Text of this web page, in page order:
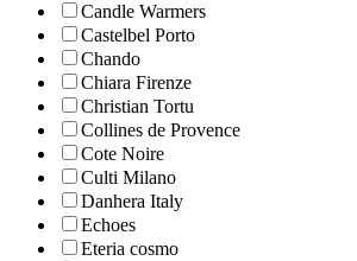
Candle Warmers
Castelbel Porto
Chando
Chiara Firenze
Christian Tortu
Collines de Рrovencе
Cote Noire
Culti Milano
Danhera Italy
Echoes
Eteria cosmo